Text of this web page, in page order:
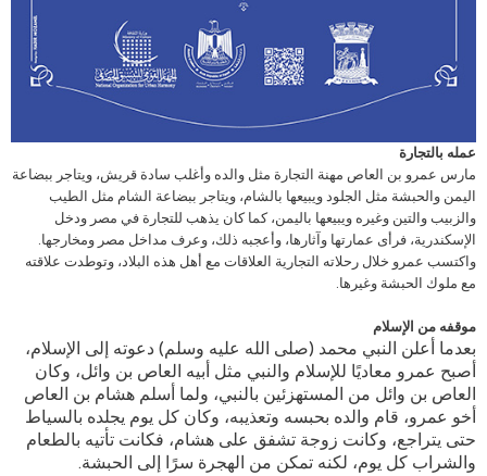
عمله بالتجارة
مارس عمرو بن العاص مهنة التجارة مثل والده وأغلب سادة قريش، ويتاجر ببضاعة
اليمن والحبشة مثل الجلود ويبيعها بالشام، ويتاجر ببضاعة الشام مثل الطيب
والزبيب والتين وغيره ويبيعها باليمن، كما كان يذهب للتجارة في مصر ودخل
الإسكندرية، فرأى عمارتها وآثارها، وأعجبه ذلك، وعرف مداخل مصر ومخارجها.
واكتسب عمرو خلال رحلاته التجارية العلاقات مع أهل هذه البلاد، وتوطدت علاقته
مع ملوك الحبشة وغيرها.
موقفه من الإسلام
بعدما أعلن النبي محمد (صلى الله عليه وسلم) دعوته إلى الإسلام،
أصبح عمرو معاديًا للإسلام والنبي مثل أبيه العاص بن وائل، وكان
العاص بن وائل من المستهزئين بالنبي، ولما أسلم هشام بن العاص
أخو عمرو، قام والده بحبسه وتعذيبه، وكان كل يوم يجلده بالسياط
حتى يتراجع، وكانت زوجة تشفق على هشام، فكانت تأتيه بالطعام
والشراب كل يوم، لكنه تمكن من الهجرة سرًا إلى الحبشة.